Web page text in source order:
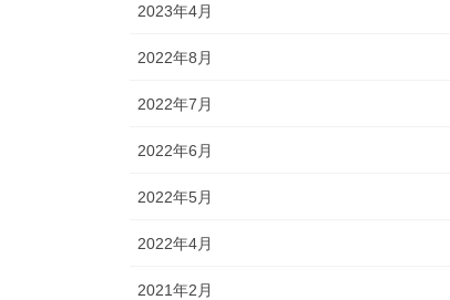
2023年4月
2022年8月
2022年7月
2022年6月
2022年5月
2022年4月
2021年2月